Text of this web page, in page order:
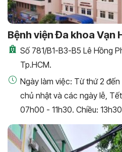
Bệnh viện Đa khoa Vạn
Số 781/B1-B3-B5 Lê Hồng
Tp.HCM.
Ngày làm việc: Từ thứ 2
chủ nhật và các ngày lễ,
07h00 - 11h30. Chiều: